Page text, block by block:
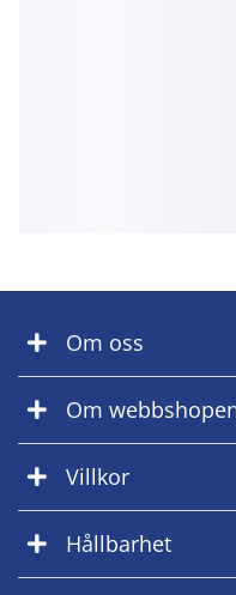
Om oss
Om
Villkor
Hållbarhet